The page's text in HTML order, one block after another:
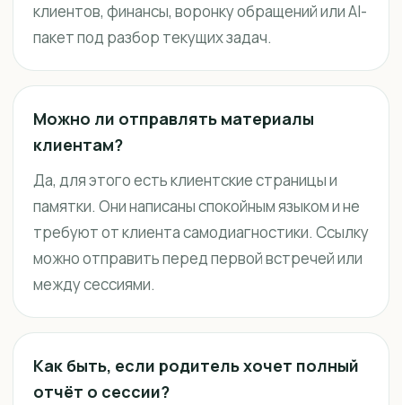
клиентов, финансы, воронку обращений или AI-
пакет под разбор текущих задач.
Можно ли отправлять материалы
клиентам?
Да, для этого есть клиентские страницы и
памятки. Они написаны спокойным языком и не
требуют от клиента самодиагностики. Ссылку
можно отправить перед первой встречей или
между сессиями.
Как быть, если родитель хочет полный
отчёт о сессии?